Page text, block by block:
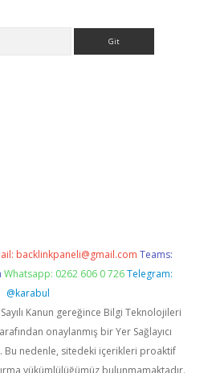
backlinkpaneli@gmail.com Teams:
Whatsapp: 0262 606 0 726 Telegram:
@karabul
Kanun gereğince Bilgi Teknolojileri
onaylanmış bir Yer Sağlayıcı
Bu nedenle, sitedeki içerikleri proaktif
yükümlülüğümüz bulunmamaktadır.